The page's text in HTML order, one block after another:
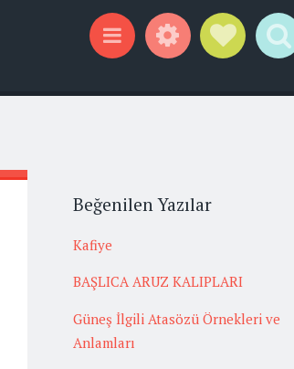
Beğenilen Yazılar
Kafiye
BAŞLICA ARUZ KALIPLARI
Güneş İlgili Atasözü Örnekleri ve
Anlamları